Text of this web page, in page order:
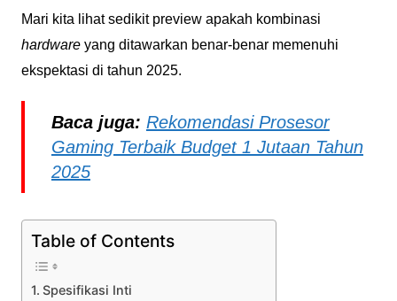
Mari kita lihat sedikit preview apakah kombinasi
hardwareyang ditawarkan benar-benar memenuhi
ekspektasi di tahun 2025.
Baca juga: Rekomendasi Prosesor
Gaming Terbaik Budget 1 Jutaan Tahun
2025
Table of Contents
Spesifikasi Inti